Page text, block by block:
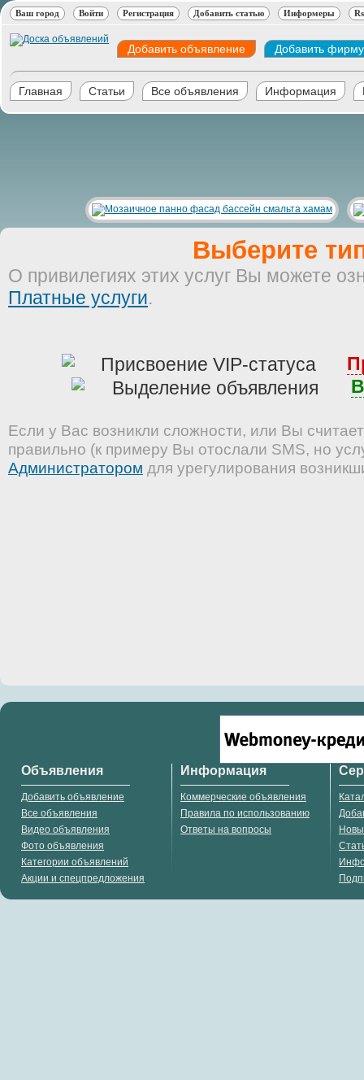
Ваш город Войти Регистрация Добавить статью Информеры
Добавить объявление Добавить фирму
Главная Статьи Все объявления Информация
Выберите
О привилегиях этих услуг Вы можете
Платные услуги.
Если у Вас возникли сложности, или Вы
правильно (к примеру Вы отослали SMS, но
Администратором для урегулирования
Объявления
Добавить объявление
Все объявления
Видео объявления
Фото объявления
Категории объявлений
Акции и спецпредложения
Информация
Коммерческие объявления
Правила по использованию
Ответы на вопросы